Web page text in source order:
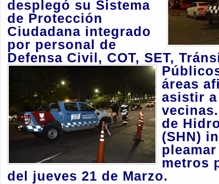
desplegó su Sistema
de Protección
Ciudadana integrado
por personal de
Defensa Civil, COT, SET,
áreas
asistir
de
(SHN)
metros
del jueves 21 de Marzo.